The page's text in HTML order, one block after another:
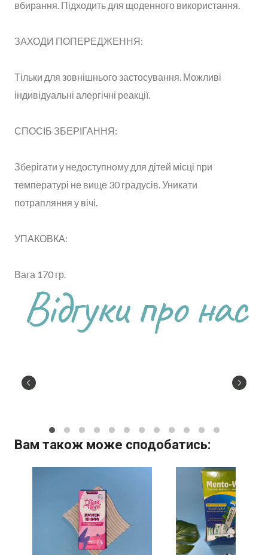
вбирання. Підходить для щоденного використання.
ЗАХОДИ ПОПЕРЕДЖЕННЯ:
Тільки для зовнішнього застосування. Можливі
індивідуальні алергічні реакції.
СПОСІБ ЗБЕРІГАННЯ:
Зберігати у недоступному для дітей місці при
температурі не вище 30 градусів. Уникати
потрапляння у вічі.
УПАКОВКА:
Вага 170 гр.
Відгуки про нас
Вам також може сподобатись: